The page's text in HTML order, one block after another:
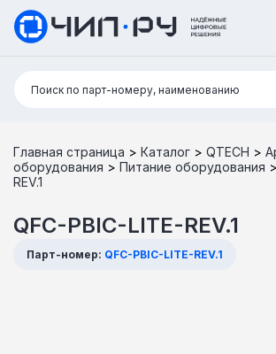
Поиск:
Поиск по парт-номеру, наименованию
Главная страница > Каталог > QTECH >
оборудования > Питание оборудования >
REV.1
QFC-PBIC-LITE-REV.1
Парт-номер: QFC-PBIC-LITE-REV.1